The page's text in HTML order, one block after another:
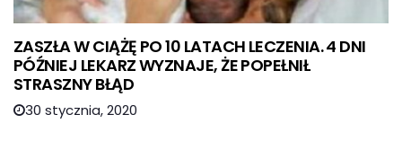
ZASZŁA W CIĄŻĘ PO 10 LATACH LECZENIA. 4 DNI
PÓŹNIEJ LEKARZ WYZNAJE, ŻE POPEŁNIŁ
STRASZNY BŁĄD
30 stycznia, 2020